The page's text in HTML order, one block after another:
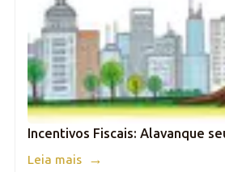
Incentivos Fiscais: Alavanque
Leia mais →